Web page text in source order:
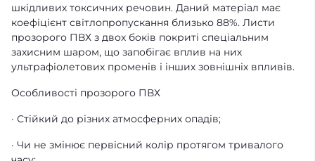
шкідливих токсичних речовин. Даний матеріал має
коефіцієнт світлопропускання близько 88%. Листи
прозорого ПВХ з двох боків покриті спеціальним
захисним шаром, що запобігає вплив на них
ультрафіолетових променів і інших зовнішніх впливів.
Особливості прозорого ПВХ
· Стійкий до різних атмосферних опадів;
· Чи не змінює первісний колір протягом тривалого